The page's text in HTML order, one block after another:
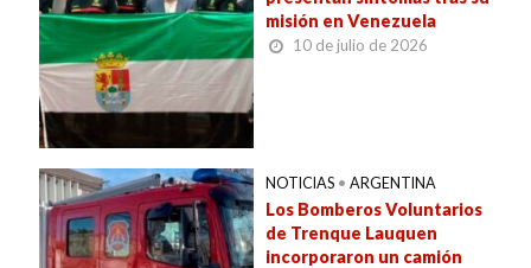
misión en Venezuela
10 de julio de 2026
NOTICIAS • ARGENTINA
Los Bomberos Voluntarios
de Trenque Lauquen
incorporaron un camión